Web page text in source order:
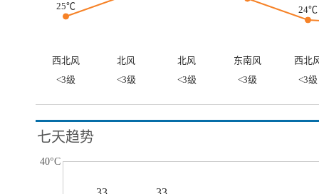
25℃
24℃
西北风 北风 北风 东南风
西北
<3级
<3级 <3级 <3级 <3级
七天趋势
40°C